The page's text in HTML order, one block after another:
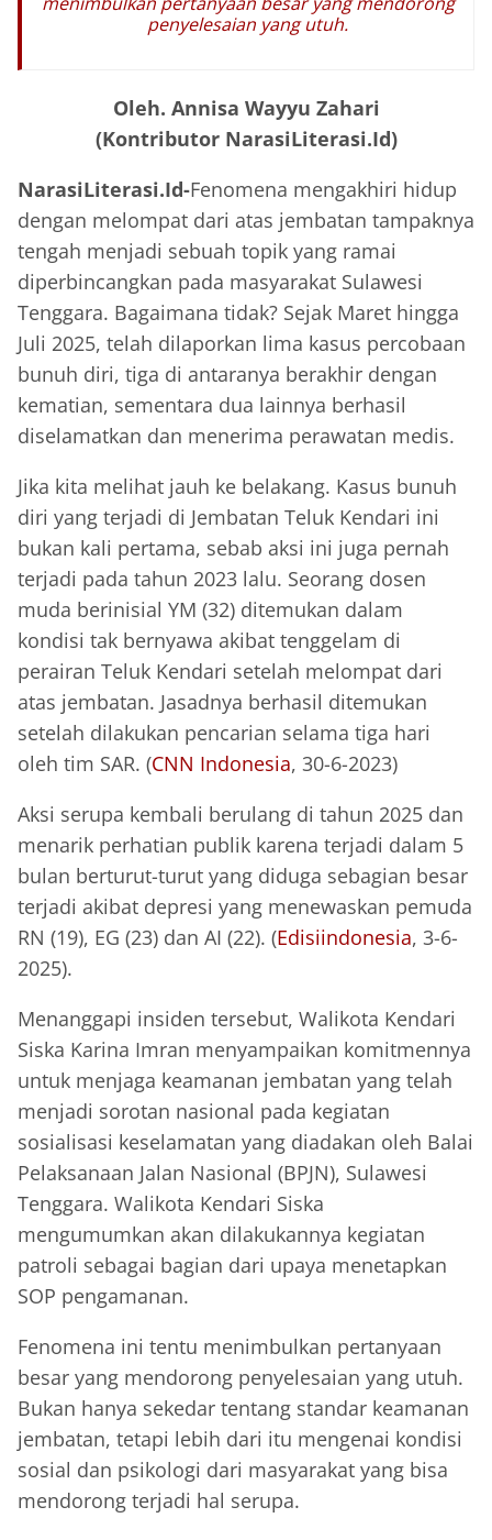
penyelesaian yang utuh.
Oleh. Annisa Wayyu Zahari
(Kontributor NarasiLiterasi.Id)
NarasiLiterasi.Id-Fenomena mengakhiri hidup
dengan melompat dari atas jembatan tampaknya
tengah menjadi sebuah topik yang ramai
diperbincangkan pada masyarakat Sulawesi
Tenggara. Bagaimana tidak? Sejak Maret hingga
Juli 2025, telah dilaporkan lima kasus percobaan
bunuh diri, tiga di antaranya berakhir dengan
kematian, sementara dua lainnya berhasil
diselamatkan dan menerima perawatan medis.
Jika kita melihat jauh ke belakang. Kasus bunuh
diri yang terjadi di Jembatan Teluk Kendari ini
bukan kali pertama, sebab aksi ini juga pernah
terjadi pada tahun 2023 lalu. Seorang dosen
muda berinisial YM (32) ditemukan dalam
kondisi tak bernyawa akibat tenggelam di
perairan Teluk Kendari setelah melompat dari
atas jembatan. Jasadnya berhasil ditemukan
setelah dilakukan pencarian selama tiga hari
oleh tim SAR. (CNN Indonesia, 30-6-2023)
Aksi serupa kembali berulang di tahun 2025 dan
menarik perhatian publik karena terjadi dalam 5
bulan berturut-turut yang diduga sebagian besar
terjadi akibat depresi yang menewaskan pemuda
RN (19), EG (23) dan AI (22). (Edisiindonesia, 3-6-
2025).
Menanggapi insiden tersebut, Walikota Kendari
Siska Karina Imran menyampaikan komitmennya
untuk menjaga keamanan jembatan yang telah
menjadi sorotan nasional pada kegiatan
sosialisasi keselamatan yang diadakan oleh Balai
Pelaksanaan Jalan Nasional (BPJN), Sulawesi
Tenggara. Walikota Kendari Siska
mengumumkan akan dilakukannya kegiatan
patroli sebagai bagian dari upaya menetapkan
SOP pengamanan.
Fenomena ini tentu menimbulkan pertanyaan
besar yang mendorong penyelesaian yang utuh.
Bukan hanya sekedar tentang standar keamanan
jembatan, tetapi lebih dari itu mengenai kondisi
sosial dan psikologi dari masyarakat yang bisa
mendorong terjadi hal serupa.